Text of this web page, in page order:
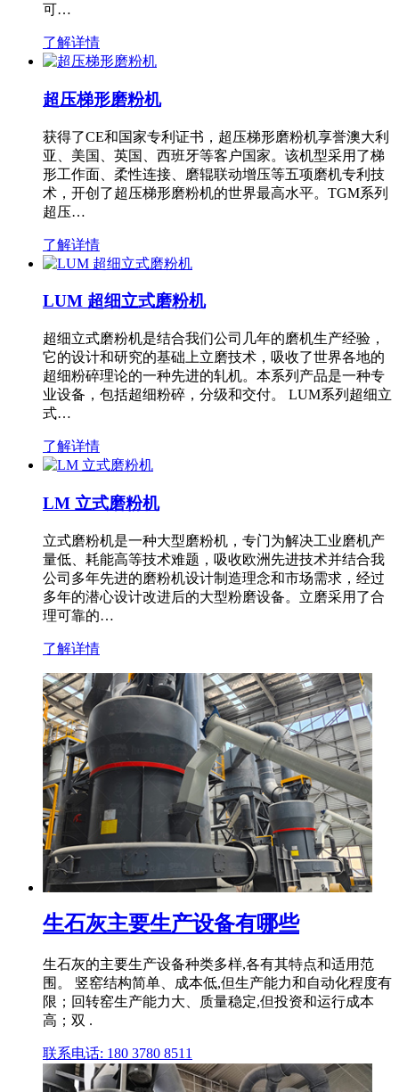
可…
了解详情
超压梯形磨粉机
获得了CE和国家专利证书，超压梯形磨粉机享誉澳大利
亚、美国、英国、西班牙等客户国家。该机型采用了梯
形工作面、柔性连接、磨辊联动增压等五项磨机专利技
术，开创了超压梯形磨粉机的世界最高水平。TGM系列
超压…
了解详情
LUM 超细立式磨粉机
超细立式磨粉机是结合我们公司几年的磨机生产经验，
它的设计和研究的基础上立磨技术，吸收了世界各地的
超细粉碎理论的一种先进的轧机。本系列产品是一种专
业设备，包括超细粉碎，分级和交付。 LUM系列超细立
式…
了解详情
LM 立式磨粉机
立式磨粉机是一种大型磨粉机，专门为解决工业磨机产
量低、耗能高等技术难题，吸收欧洲先进技术并结合我
公司多年先进的磨粉机设计制造理念和市场需求，经过
多年的潜心设计改进后的大型粉磨设备。立磨采用了合
理可靠的…
了解详情
生石灰主要生产设备有哪些
生石灰的主要生产设备种类多样,各有其特点和适用范
围。 竖窑结构简单、成本低,但生产能力和自动化程度有
限；回转窑生产能力大、质量稳定,但投资和运行成本
高；双 .
联系电话: 180 3780 8511